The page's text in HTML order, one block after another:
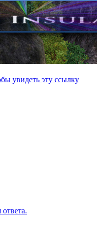
увидеть эту ссылку